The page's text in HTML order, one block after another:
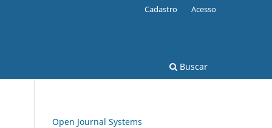
Buscar
Cadastro Acesso
Open Journal Systems